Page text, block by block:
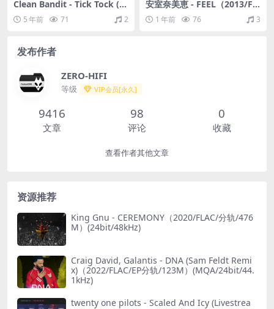
Clean Bandit - Tick Tock (fe
at. 24kGoldn)（2020/FLAC/
Single/35.5M）(MQA/24bi
5 年前 71 2
安室奈美恵 - FEEL（2013/FL
AC/分轨/319M）
1 年前 76 3
发布作者
ZERO-HIFI
等级 VIP会员[永久]
9416
文章
98
评论
0
收藏
查看作者其他文章
资源推荐
King Gnu - CEREMONY（2020/FLAC/分轨/476
M）(24bit/48kHz)
Craig David, Galantis - DNA (Sam Feldt Remi
x)（2022/FLAC/EP分轨/123M）(MQA/24bit/44.
1kHz)
twenty one pilots - Scaled And Icy (Livestrea